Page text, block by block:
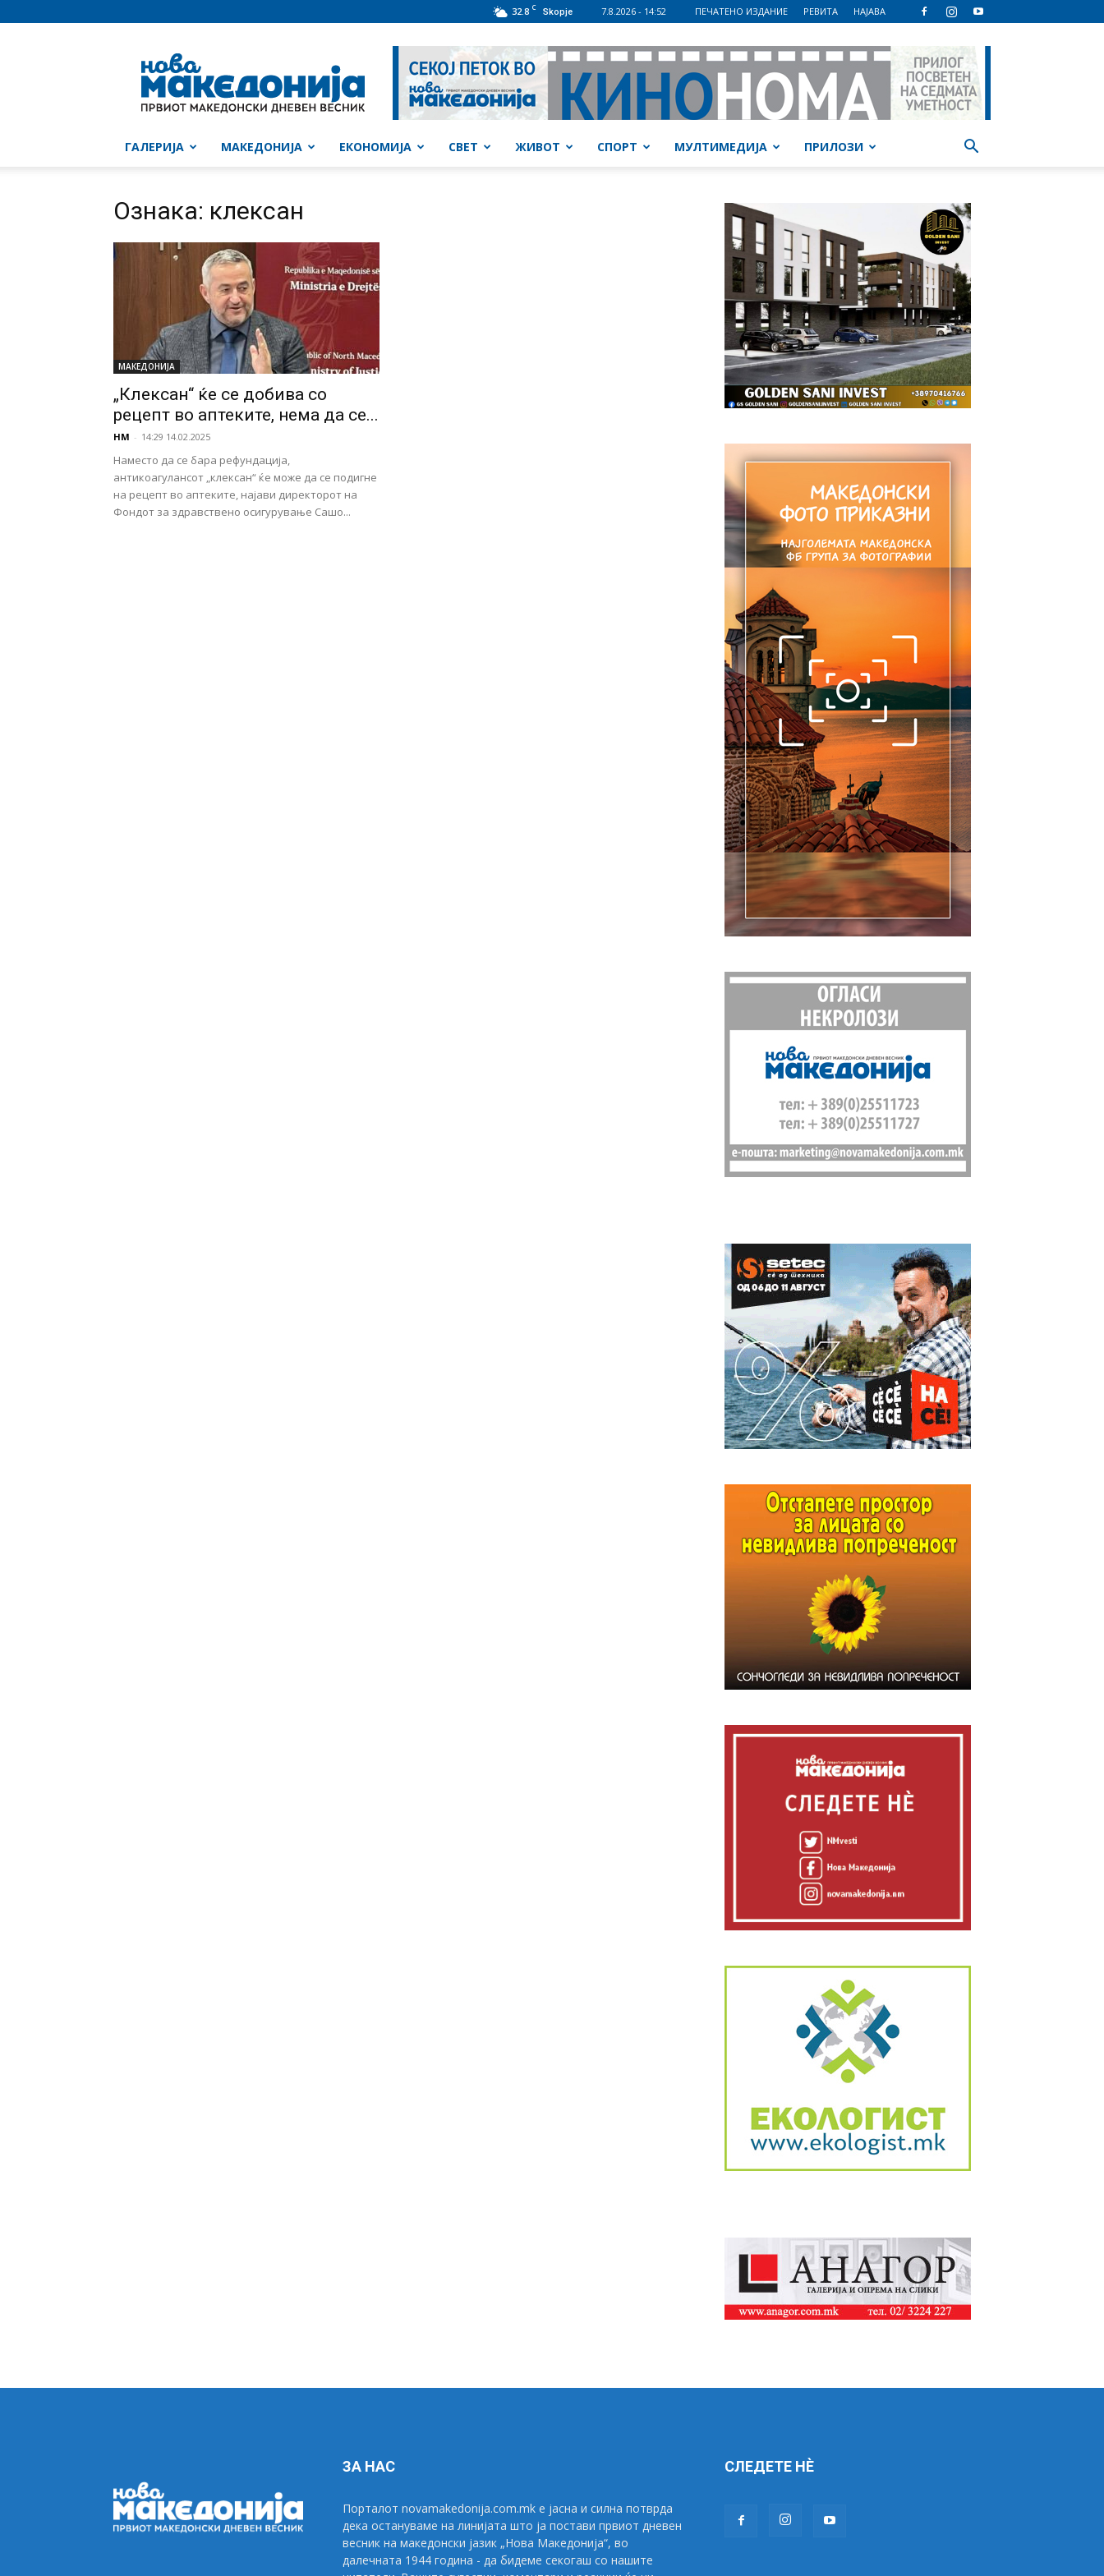
32.8 C Skopje 7.8.2026 - 14:52 ПЕЧАТЕНО ИЗДАНИЕ РЕВИТА НАЈАВА
Македонија
ГАЛЕРИЈА МАКЕДОНИЈА ЕКОНОМИЈА СВЕТ ЖИВОТ СПОРТ МУЛТИМЕДИЈА ПРИЛОЗИ
Ознака: клексан
МАКЕДОНИЈА
„Клексан“ ќе се добива со
рецепт во аптеките, нема да се...
НМ - 14:29 14.02.2025
Наместо да се бара рефундација,
антикоагулансот „клексан“ ќе може да се подигне
на рецепт во аптеките, најави директорот на
Фондот за здравствено осигурување Сашо...
ЗА НАС
Порталот novamakedonija.com.mk е јасна и силна потврда
дека остануваме на линијата што ја постави првиот дневен
весник на македонски јазик „Нова Македонија“, во
далечната 1944 година - да бидеме секогаш со нашите
СЛЕДЕТЕ НÈ